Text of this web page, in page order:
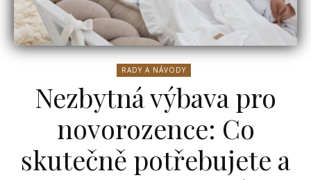
RADY A NÁVODY
Nezbytná výbava pro
novorozence: Co
skutečně potřebujete a